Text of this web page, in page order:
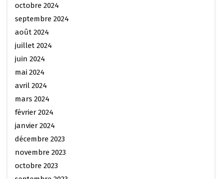
octobre 2024
septembre 2024
août 2024
juillet 2024
juin 2024
mai 2024
avril 2024
mars 2024
février 2024
janvier 2024
décembre 2023
novembre 2023
octobre 2023